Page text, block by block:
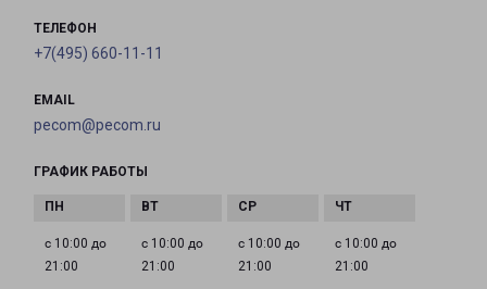
ТЕЛЕФОН
+7(495) 660-11-11
EMAIL
pecom@pecom.ru
ГРАФИК РАБОТЫ
с 10:00 до
21:00
с 10:00 до
21:00
с 10:00 до
21:00
с 10:00 до
21:00